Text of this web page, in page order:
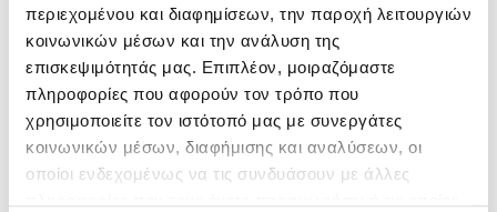
περιεχομένου και διαφημίσεων, την παροχή λειτουργιών
κοινωνικών μέσων και την ανάλυση της
επισκεψιμότητάς μας. Επιπλέον, μοιραζόμαστε
πληροφορίες που αφορούν τον τρόπο που
χρησιμοποιείτε τον ιστότοπό μας με συνεργάτες
κοινωνικών μέσων, διαφήμισης και αναλύσεων, οι
οποίοι ενδεχομένως να τις συνδυάσουν με άλλες
τρομοκρατείστε ότι δεν έχετε αρκετό γάλα,
αλλά να το ξαναθηλάσετε, αποφεύγοντας το
συμπλήρωμα ξένου γάλακτος ή άλλων υγρών. Το
πρόβλημα είναι συνήθως παροδικό και τα συχνά
και ακατάστατα γεύματα τακτοποιούνται στις 6